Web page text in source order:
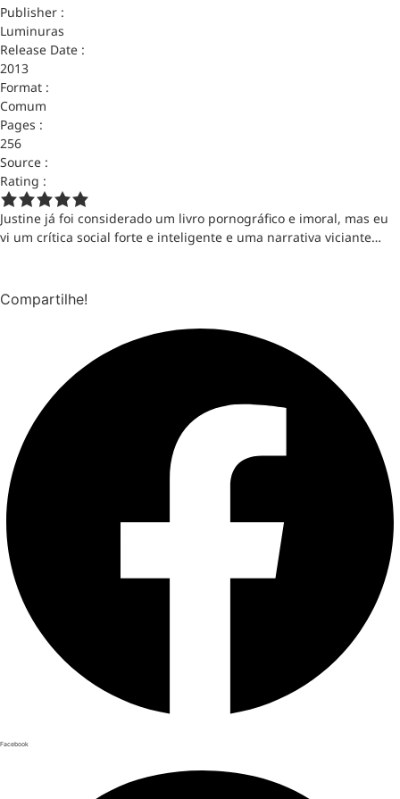
Publisher :
Luminuras
Release Date :
2013
Format :
Comum
Pages :
256
Source :
Rating :
Justine já foi considerado um livro pornográfico e imoral, mas eu
vi um crítica social forte e inteligente e uma narrativa viciante…
Compartilhe!
Facebook